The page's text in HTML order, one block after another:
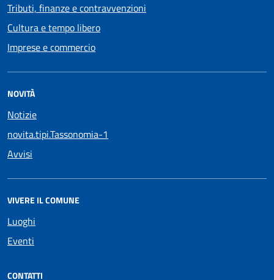
Tributi, finanze e contravvenzioni
Cultura e tempo libero
Imprese e commercio
NOVITÀ
Notizie
novita.tipi.Tassonomia-1
Avvisi
VIVERE IL COMUNE
Luoghi
Eventi
CONTATTI